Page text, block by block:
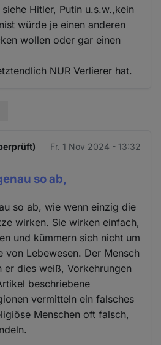
Hitler, Putin u.s.w.,kein
würde je einen anderen
wollen oder gar einen
NUR Verlierer hat.
Fr. 1 Nov 2024 - 13:32
so ab,
so ab, wie wenn einzig die
wirken. Sie wirken einfach,
und kümmern sich nicht um
von Lebewesen. Der Mensch
er dies weiß, Vorkehrungen
beschriebene
vermitteln ein falsches
Menschen oft falsch,